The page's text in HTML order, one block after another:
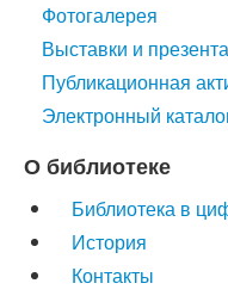
Фотогалерея
Выставки и
Публикационная
Электронный
О библиотеке
Библиотека в
История
Контакты